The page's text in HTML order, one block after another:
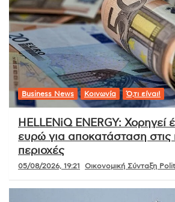
Business News Κοινωνία Ό,τι είναι!
HELLENiQ ENERGY: Χορηγεί
ευρώ για αποκατάσταση στις
περιοχές
05/08/2026, 19:21 Οικονομική Σύνταξη